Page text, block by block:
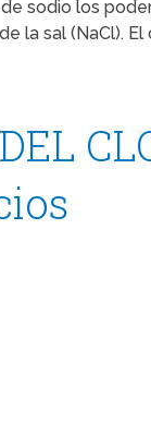
sodio los
la sal (NaCl).